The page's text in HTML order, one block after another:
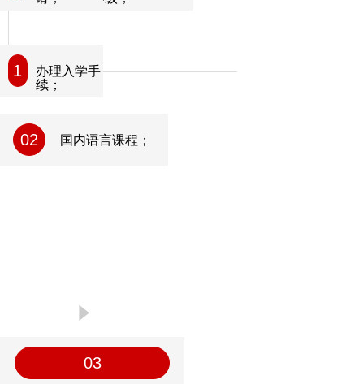
02 国内语言课程；
03
09本科专业申
请；
10办理入学手
续；
념